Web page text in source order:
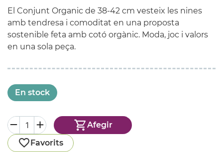
El Conjunt Organic de 38-42 cm vesteix les nines
amb tendresa i comoditat en una proposta
sostenible feta amb cotó orgànic. Moda, joc i valors
en una sola peça.
En stock
Afegir
Favorits